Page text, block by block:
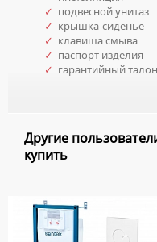
✓ подвесной унитаз
✓ крышка-сиденье
✓ клавиша смыва
✓ паспорт изделия
✓ гарантийный талон
Другие
купить